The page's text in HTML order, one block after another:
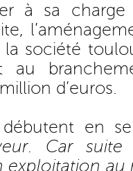
à sa
la société
au
d’euros.
en
Car
au